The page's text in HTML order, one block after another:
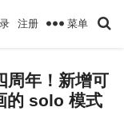
注册 菜单
周年！新增可
的 solo 模式